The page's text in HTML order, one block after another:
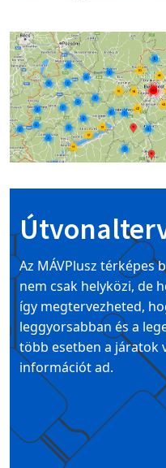
Image
Az MÁVPlusz térképes
nem csak helyközi, de
így megtervezheted,
leggyorsabban és a
több esetben a járatok
információt ad.